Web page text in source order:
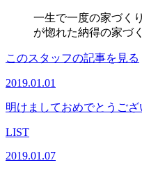
一生で一度の家づく
が惚れた納得の家づ
このスタッフの記事を見る
2019.01.01
明けましておめでとうござ
LIST
2019.01.07